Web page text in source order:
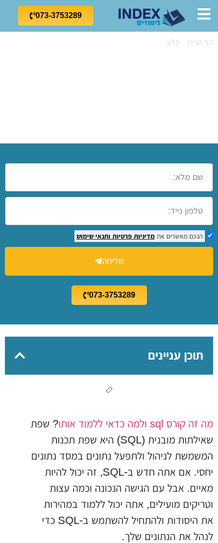
073-3753289
דף הבית בלוג
הנכם מאשרים את מדיניות פרטיות ותנאי שימוש
שליחה
073-3753289
תוכן עניינים
מה זה קורס sql ולמה כדאי ללמוד אותו
? שפת
שאילתות מובנית (SQL) היא שפת תכנות
המשמשת לניהול ולתפעל נתונים במסד נתונים
יחסי. אם אתה חדש ב-SQL, זה יכול להיות
מאיים. אבל עם הגישה הנכונה וכמה עצות
וטריקים מועילים, אתה יכול ללמוד במהירות
את היסודות ולהתחיל להשתמש ב-SQL כדי
לנהל את הנתונים שלך.